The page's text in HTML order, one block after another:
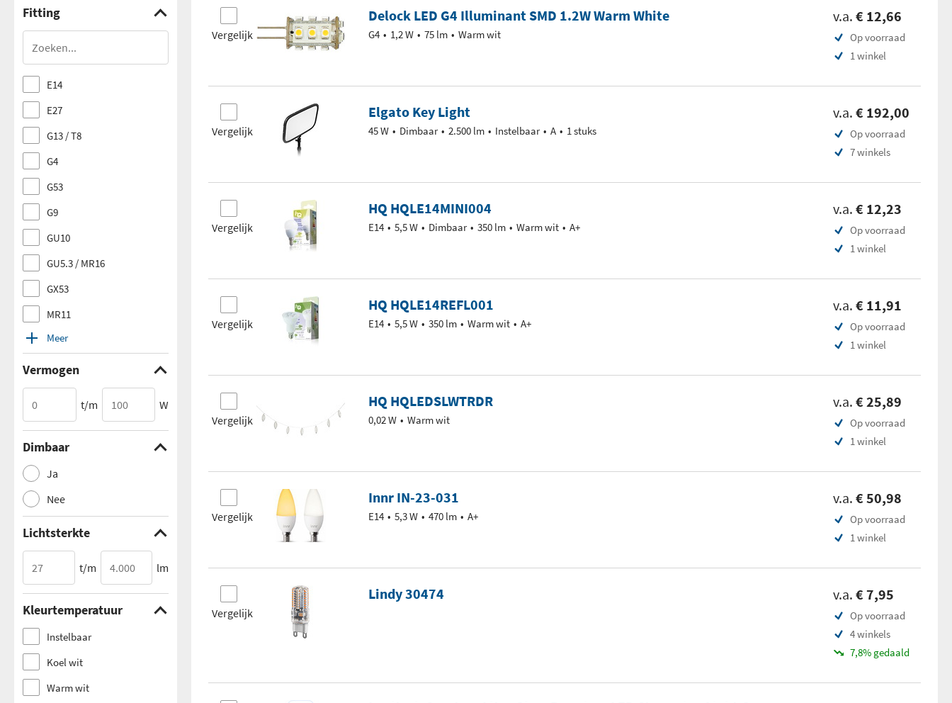
Fitting
E14
E27
G13 / T8
G4
G53
G9
GU10
GU5.3 / MR16
GX53
MR11
Meer
Vermogen
t/m W
Dimbaar
Ja
Nee
Lichtsterkte
t/m lm
Kleurtemperatuur
Instelbaar
Koel wit
Warm wit
Vergelijk
Delock LED G4 Illuminant SMD 1.2W Warm White
G4 1,2 W 75 lm Warm wit
v.a. € 12,66
Op voorraad
1 winkel
Vergelijk
Elgato Key Light
45 W Dimbaar 2.500 lm Instelbaar A 1 stuks
v.a. € 192,00
Op voorraad
7 winkels
Vergelijk
HQ HQLE14MINI004
E14 5,5 W Dimbaar 350 lm Warm wit A+
v.a. € 12,23
Op voorraad
1 winkel
Vergelijk
HQ HQLE14REFL001
E14 5,5 W 350 lm Warm wit A+
v.a. € 11,91
Op voorraad
1 winkel
Vergelijk
HQ HQLEDSLWTRDR
0,02 W Warm wit
v.a. € 25,89
Op voorraad
1 winkel
Vergelijk
Innr IN-23-031
E14 5,3 W 470 lm A+
v.a. € 50,98
Op voorraad
1 winkel
Vergelijk
Lindy 30474 v.a. € 7,95
Op voorraad
4 winkels
7,8% gedaald